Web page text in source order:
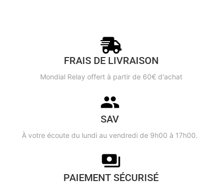
FRAIS DE LIVRAISON
Mondial Relay offert à partir de 60€ d'achat
SAV
À votre écoute du lundi au vendredi de 9h00 à 17h00.
PAIEMENT SÉCURISÉ